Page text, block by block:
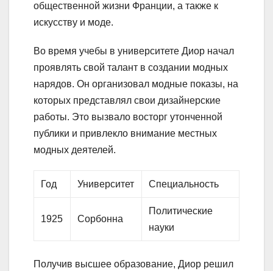
общественной жизни Франции, а также к
искусству и моде.
Во время учебы в университете Диор начал
проявлять свой талант в создании модных
нарядов. Он организовал модные показы, на
которых представлял свои дизайнерские
работы. Это вызвало восторг утонченной
публики и привлекло внимание местных
модных деятелей.
Год Университет Специальность
1925 Сорбонна
Политические
науки
Получив высшее образование, Диор решил